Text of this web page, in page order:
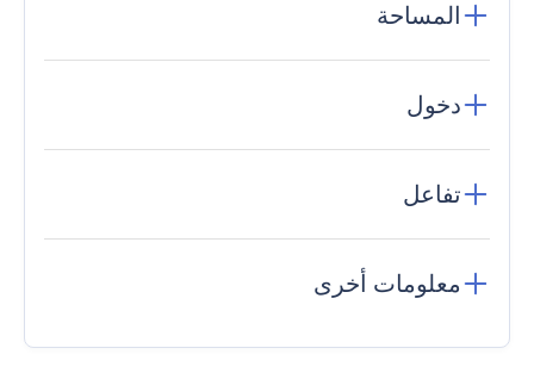
المساحة
دخول
تفاعل
معلومات أخرى